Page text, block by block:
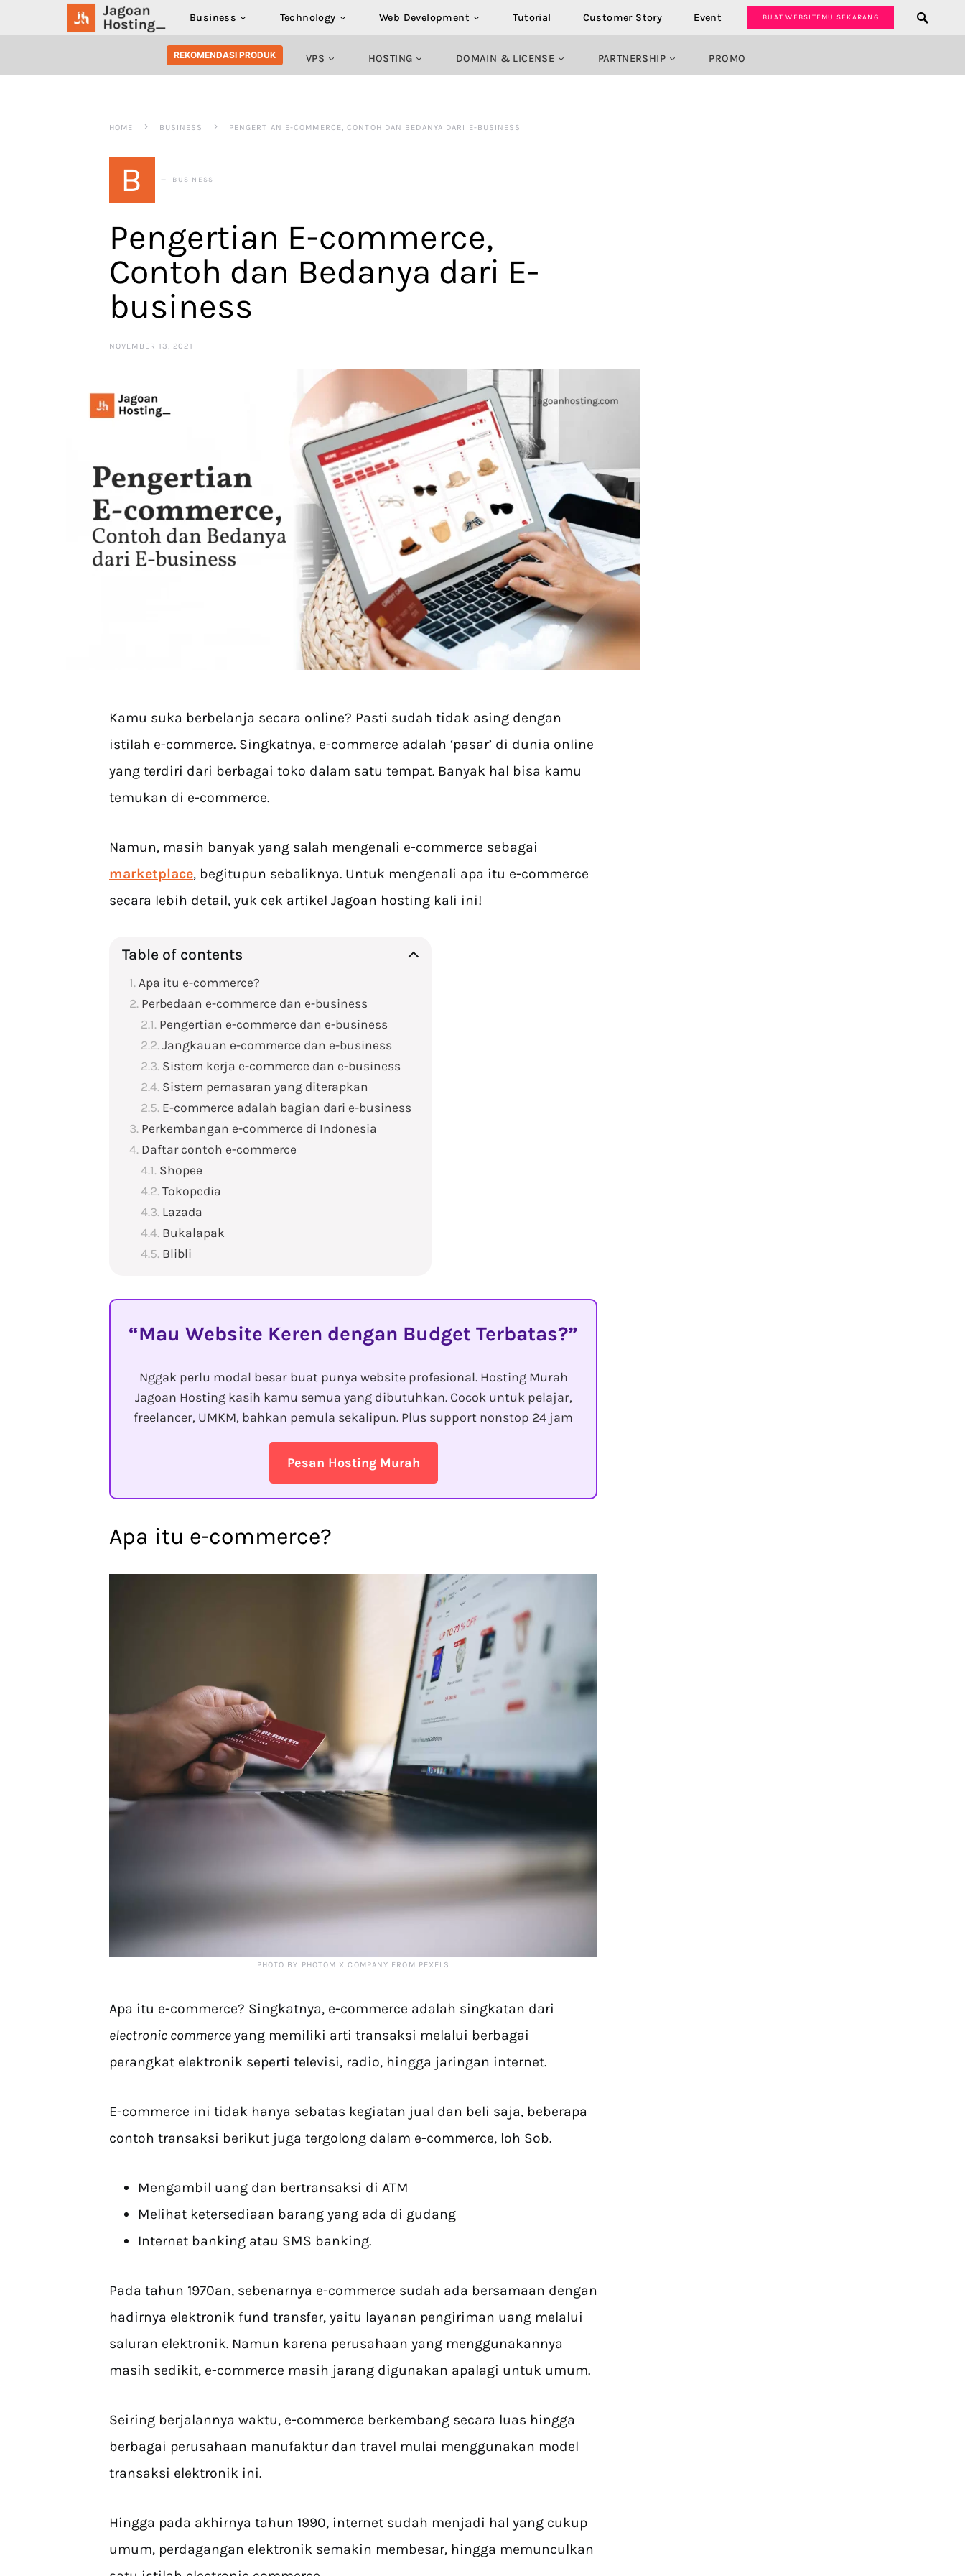
Business Technology Web Development Tutorial Customer Story Event BUAT WEBSITEMU SEKARANG
SEARCH FOR:
REKOMENDASI PRODUK VPS HOSTING DOMAIN & LICENSE PARTNERSHIP PROMO
HOME BUSINESS PENGERTIAN E-COMMERCE, CONTOH DAN BEDANYA DARI E-BUSINESS
B BUSINESS
Pengertian E-commerce,
Contoh dan Bedanya dari E-
business
NOVEMBER 13, 2021
Kamu suka berbelanja secara online? Pasti sudah tidak asing dengan
istilah e-commerce. Singkatnya, e-commerce adalah ‘pasar’ di dunia online
yang terdiri dari berbagai toko dalam satu tempat. Banyak hal bisa kamu
temukan di e-commerce.
Namun, masih banyak yang salah mengenali e-commerce sebagai
marketplace, begitupun sebaliknya. Untuk mengenali apa itu e-commerce
secara lebih detail, yuk cek artikel Jagoan hosting kali ini!
Table of contents
Apa itu e-commerce?
Perbedaan e-commerce dan e-business
Pengertian e-commerce dan e-business
Jangkauan e-commerce dan e-business
Sistem kerja e-commerce dan e-business
Sistem pemasaran yang diterapkan
E-commerce adalah bagian dari e-business
Perkembangan e-commerce di Indonesia
Daftar contoh e-commerce
Shopee
Tokopedia
Lazada
Bukalapak
Blibli
Mau Website Keren dengan Budget Terbatas?
Nggak perlu modal besar buat punya website profesional. Hosting Murah
Jagoan Hosting kasih kamu semua yang dibutuhkan. Cocok untuk pelajar,
freelancer, UMKM, bahkan pemula sekalipun. Plus support nonstop 24 jam
Pesan Hosting Murah
Apa itu e-commerce?
PHOTO BY PHOTOMIX COMPANY FROM PEXELS
Apa itu e-commerce? Singkatnya, e-commerce adalah singkatan dari
electronic commerceyang memiliki arti transaksi melalui berbagai
perangkat elektronik seperti televisi, radio, hingga jaringan internet.
E-commerce ini tidak hanya sebatas kegiatan jual dan beli saja, beberapa
contoh transaksi berikut juga tergolong dalam e-commerce, loh Sob.
Mengambil uang dan bertransaksi di ATM
Melihat ketersediaan barang yang ada di gudang
Internet banking atau SMS banking.
Pada tahun 1970an, sebenarnya e-commerce sudah ada bersamaan dengan
hadirnya elektronik fund transfer, yaitu layanan pengiriman uang melalui
saluran elektronik. Namun karena perusahaan yang menggunakannya
masih sedikit, e-commerce masih jarang digunakan apalagi untuk umum.
Seiring berjalannya waktu, e-commerce berkembang secara luas hingga
berbagai perusahaan manufaktur dan travel mulai menggunakan model
transaksi elektronik ini.
Hingga pada akhirnya tahun 1990, internet sudah menjadi hal yang cukup
umum, perdagangan elektronik semakin membesar, hingga memunculkan